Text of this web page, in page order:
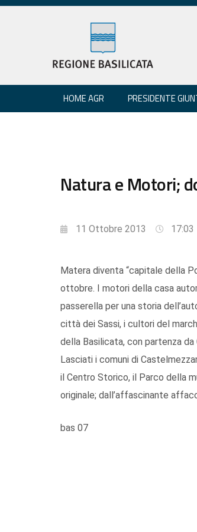
HOME AGR PRESIDENTE
Natura e Motori;
11 Ottobre 2013 17:03
Matera diventa “capitale della
ottobre. I motori della casa
passerella per una storia
città dei Sassi, i cultori del
della Basilicata, con partenza
Lasciati i comuni di
il Centro Storico, il Parco della
originale; dall’affascinante
bas 07